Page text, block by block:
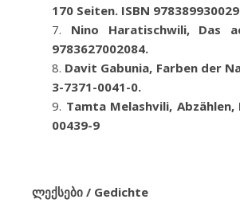
170 Seiten. ISBN
Nino Haratischwili, Das
9783627002084.
Davit Gabunia, Farben der
3-7371-0041-0.
Tamta Melashvili, Abzählen,
00439-9
ლექსები / Gedichte